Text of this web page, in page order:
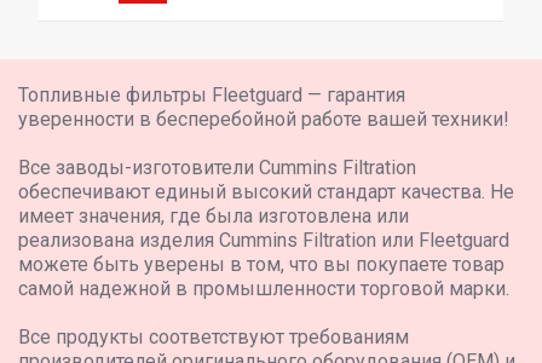
Топливные фильтры Fleetguard — гарантия
уверенности в бесперебойной работе вашей техники!
Все заводы-изготовители Cummins Filtration
обеспечивают единый высокий стандарт качества. Не
имеет значения, где была изготовлена или
реализована изделия Cummins Filtration или Fleetguard
можете быть уверены в том, что вы покупаете товар
самой надежной в промышленности торговой марки.
Все продукты соответствуют требованиям